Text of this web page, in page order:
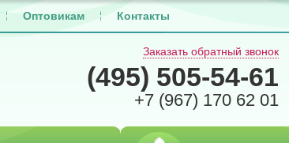
Оптовикам Контакты
Заказать обратный звонок
(495) 505-54-61
+7 (967) 170 62 01